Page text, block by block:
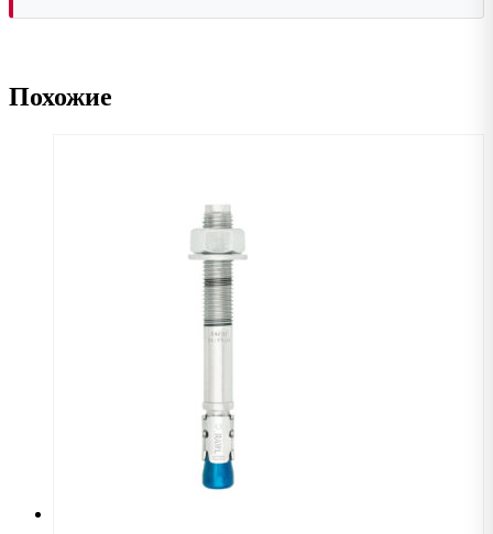
Похожие